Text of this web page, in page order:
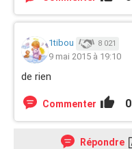
1tibou 8 021
9 mai 2015 à 19:10
de rien
Commenter 0
Répondre